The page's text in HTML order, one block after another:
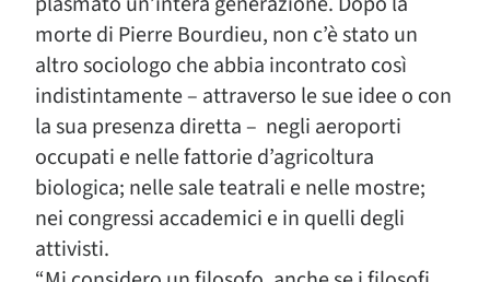
morte di Pierre Bourdieu, non c’è stato un
altro sociologo che abbia incontrato così
indistintamente – attraverso le sue idee o con
la sua presenza diretta – negli aeroporti
occupati e nelle fattorie d’agricoltura
biologica; nelle sale teatrali e nelle mostre;
nei congressi accademici e in quelli degli
attivisti.